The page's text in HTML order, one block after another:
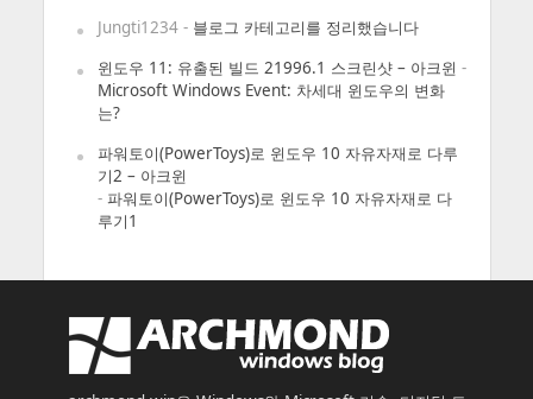
Jungti1234- 블로그 카테고리를 정리했습니다
윈도우 11: 유출된 빌드 21996.1 스크린샷 – 아크윈 -
Microsoft Windows Event: 차세대 윈도우의 변화
는?
파워토이(PowerToys)로 윈도우 10 자유자재로 다루
기2 – 아크윈
- 파워토이(PowerToys)로 윈도우 10 자유자재로 다
루기1